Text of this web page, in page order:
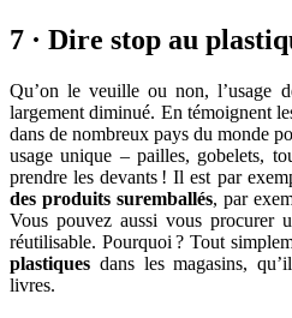
7 · Dire stop au
Qu’on le veuille ou non, l’usage
largement diminué. En témoignent
dans de nombreux pays du monde
usage unique – pailles, gobelets,
prendre les devants ! Il est par
des produits suremballés, par
Vous pouvez aussi vous procurer
réutilisable. Pourquoi ? Tout
plastiques dans les magasins,
livres.